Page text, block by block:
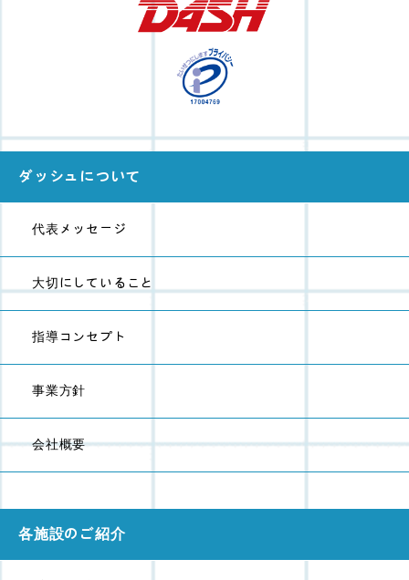
ダッシュについて
代表メッセージ
大切にしていること
指導コンセプト
事業方針
会社概要
各施設のご紹介